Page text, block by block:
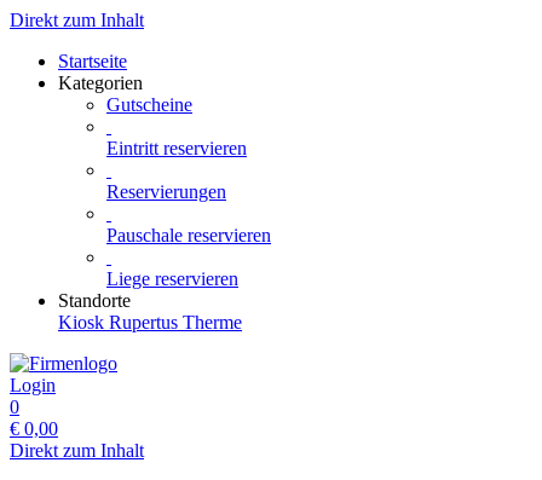
Direkt zum Inhalt
Startseite
Kategorien
Gutscheine
Eintritt reservieren
Reservierungen
Pauschale reservieren
Liege reservieren
Standorte
Kiosk Rupertus Therme
Login
0
€ 0,00
Direkt zum Inhalt